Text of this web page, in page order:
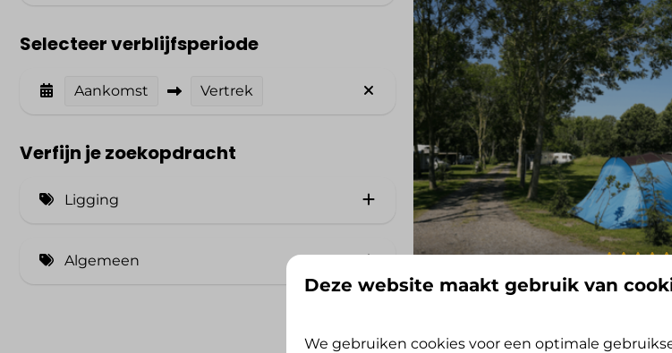
Selecteer verblijfsperiode
Aankomst Vertrek
Verfijn je zoekopdracht
Ligging
Algemeen
Deze website maakt gebruik van
We gebruiken cookies voor een optimale